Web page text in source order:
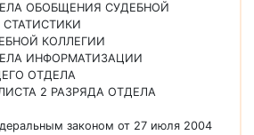
ОБОБЩЕНИЯ СУДЕБНОЙ
СТАТИСТИКИ
КОЛЛЕГИИ
ИНФОРМАТИЗАЦИИ
ОТДЕЛА
2 РАЗРЯДА ОТДЕЛА
законом от 27 июля 2004